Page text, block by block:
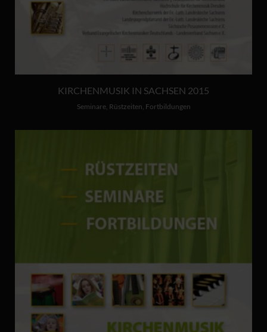
KIRCHENMUSIK IN SACHSEN 2015
Seminare, Rüstzeiten, Fortbildungen